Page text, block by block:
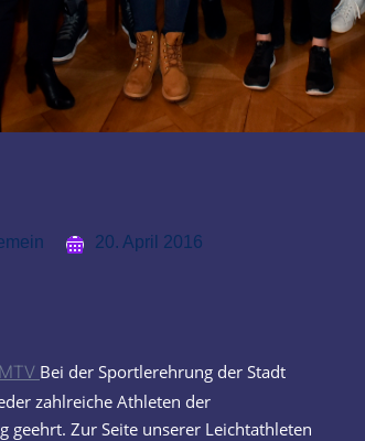
20. April 2016
Bei der Sportlerehrung der Stadt
zahlreiche Athleten der
geehrt. Zur Seite unserer Leichtathleten